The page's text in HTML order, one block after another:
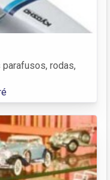
rodas,